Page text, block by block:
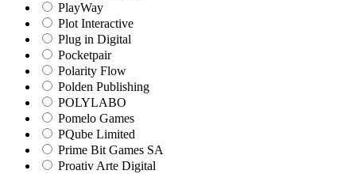
PlayWay
Plot Interactive
Plug in Digital
Pocketpair
Polarity Flow
Polden Publishing
POLYLABO
Pomelo Games
PQube Limited
Prime Bit Games SA
Proativ Arte Digital